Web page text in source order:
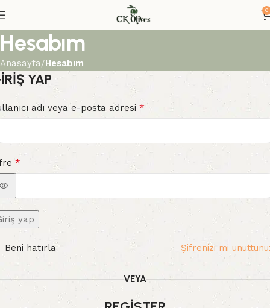
0
Hesabım
Anasayfa Hesabım
YAP
adı veya e-posta adresi *
*
yap
Şifrenizi mi
Beni hatırla
VEYA